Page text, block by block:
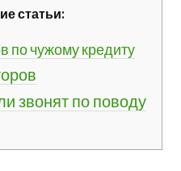
статьи:
по чужому кредиту
звонят по поводу